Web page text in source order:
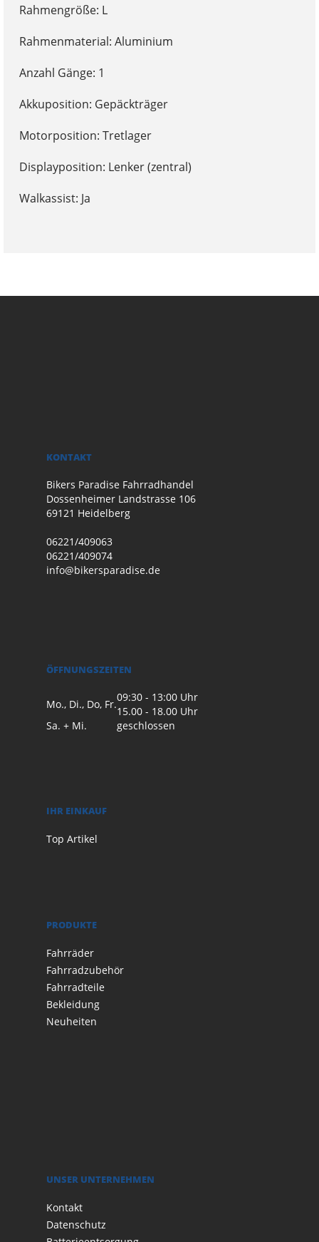
Rahmengröße: L
Rahmenmaterial: Aluminium
Anzahl Gänge: 1
Akkuposition: Gepäckträger
Motorposition: Tretlager
Displayposition: Lenker (zentral)
Walkassist: Ja
KONTAKT
Bikers Paradise Fahrradhandel
Dossenheimer Landstrasse 106
69121 Heidelberg
06221/409063
06221/409074
info@bikersparadise.de
ÖFFNUNGSZEITEN
Mo., Di., Do, Fr.
09:30 - 13:00 Uhr
15.00 - 18.00 Uhr
Sa. + Mi.
geschlossen
IHR EINKAUF
Top Artikel
PRODUKTE
Fahrräder
Fahrradzubehör
Fahrradteile
Bekleidung
Neuheiten
UNSER UNTERNEHMEN
Kontakt
Datenschutz